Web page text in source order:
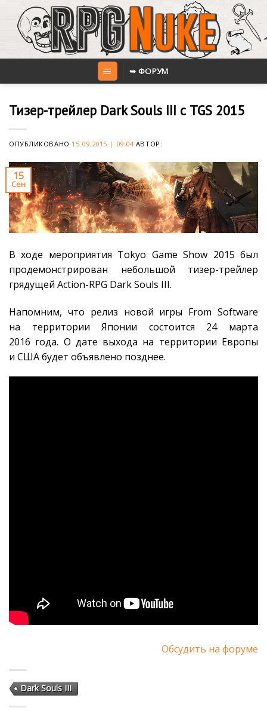
content
➥ ФОРУМ
Тизер-трейлер Dark Souls III с TGS 2015
ОПУБЛИКОВАНО 15.09.2015 | 09:04АВТОР:
15
Сен
В ходе мероприятия Tokyo Game Show 2015 был
продемонстрирован небольшой тизер-трейлер
грядущей Action-RPG Dark Souls III.
Напомним, что релиз новой игры From Software
на территории Японии состоится 24 марта
2016 года. О дате выхода на территории Европы
и США будет объявлено позднее.
Обсудить на форуме
Dark Souls III